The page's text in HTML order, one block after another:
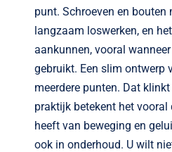
punt. Schroeven en bouten
langzaam loswerken, en
aankunnen, vooral
gebruikt. Een slim ontwerp
meerdere punten. Dat
praktijk betekent het
heeft van beweging en
ook in onderhoud. U wilt